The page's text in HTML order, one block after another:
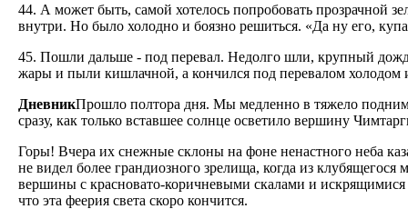
44. А может быть, самой хотелось попробовать прозрачной
внутри. Но было холодно и боязно решиться. «Да ну его,
45. Пошли дальше - под перевал. Недолго шли, крупный дождь
жары и пыли кишлачной, а кончился под перевалом
ДневникПрошло полтора дня. Мы медленно в тяжело
сразу, как только вставшее солнце осветило вершину
Горы! Вчера их снежные склоны на фоне ненастного неба
не видел более грандиозного зрелища, когда из
вершины с красновато-коричневыми скалами и
что эта феерия света скоро кончится.